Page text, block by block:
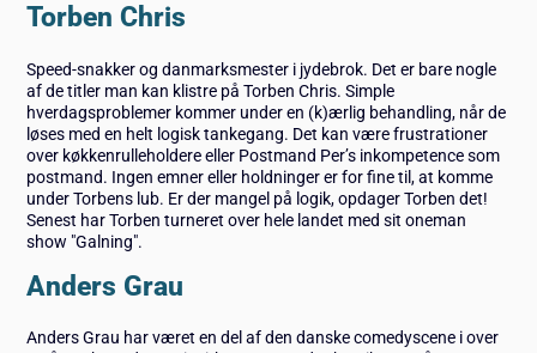
Torben Chris
Speed-snakker og danmarksmester i jydebrok. Det er bare nogle
af de titler man kan klistre på Torben Chris. Simple
hverdagsproblemer kommer under en (k)ærlig behandling, når de
løses med en helt logisk tankegang. Det kan være frustrationer
over køkkenrulleholdere eller Postmand Per’s inkompetence som
postmand. Ingen emner eller holdninger er for fine til, at komme
under Torbens lub. Er der mangel på logik, opdager Torben det!
Senest har Torben turneret over hele landet med sit oneman
show "Galning".
Anders Grau
Anders Grau har været en del af den danske comedyscene i over